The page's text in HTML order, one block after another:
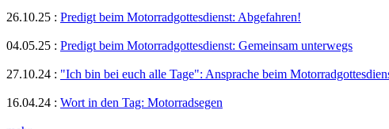
26.10.25 : Predigt beim Motorradgottesdienst: Abgefahren!
04.05.25 : Predigt beim Motorradgottesdienst: Gemeinsam unterwegs
27.10.24 : "Ich bin bei euch alle Tage": Ansprache beim
16.04.24 : Wort in den Tag: Motorradsegen